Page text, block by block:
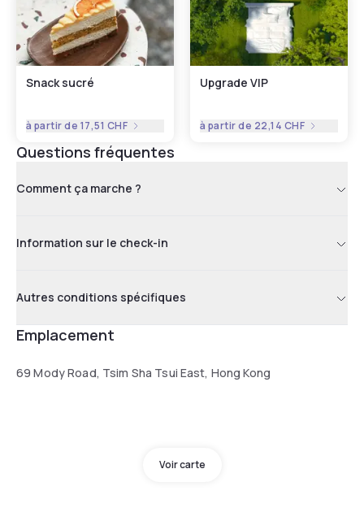
Snack sucré
à partir de 17,51 CHF
Upgrade VIP
à partir de 22,14 CHF
Questions fréquentes
Comment ça marche ?
Information sur le check-in
Autres conditions spécifiques
Emplacement
69 Mody Road, Tsim Sha Tsui East, Hong Kong
Voir carte